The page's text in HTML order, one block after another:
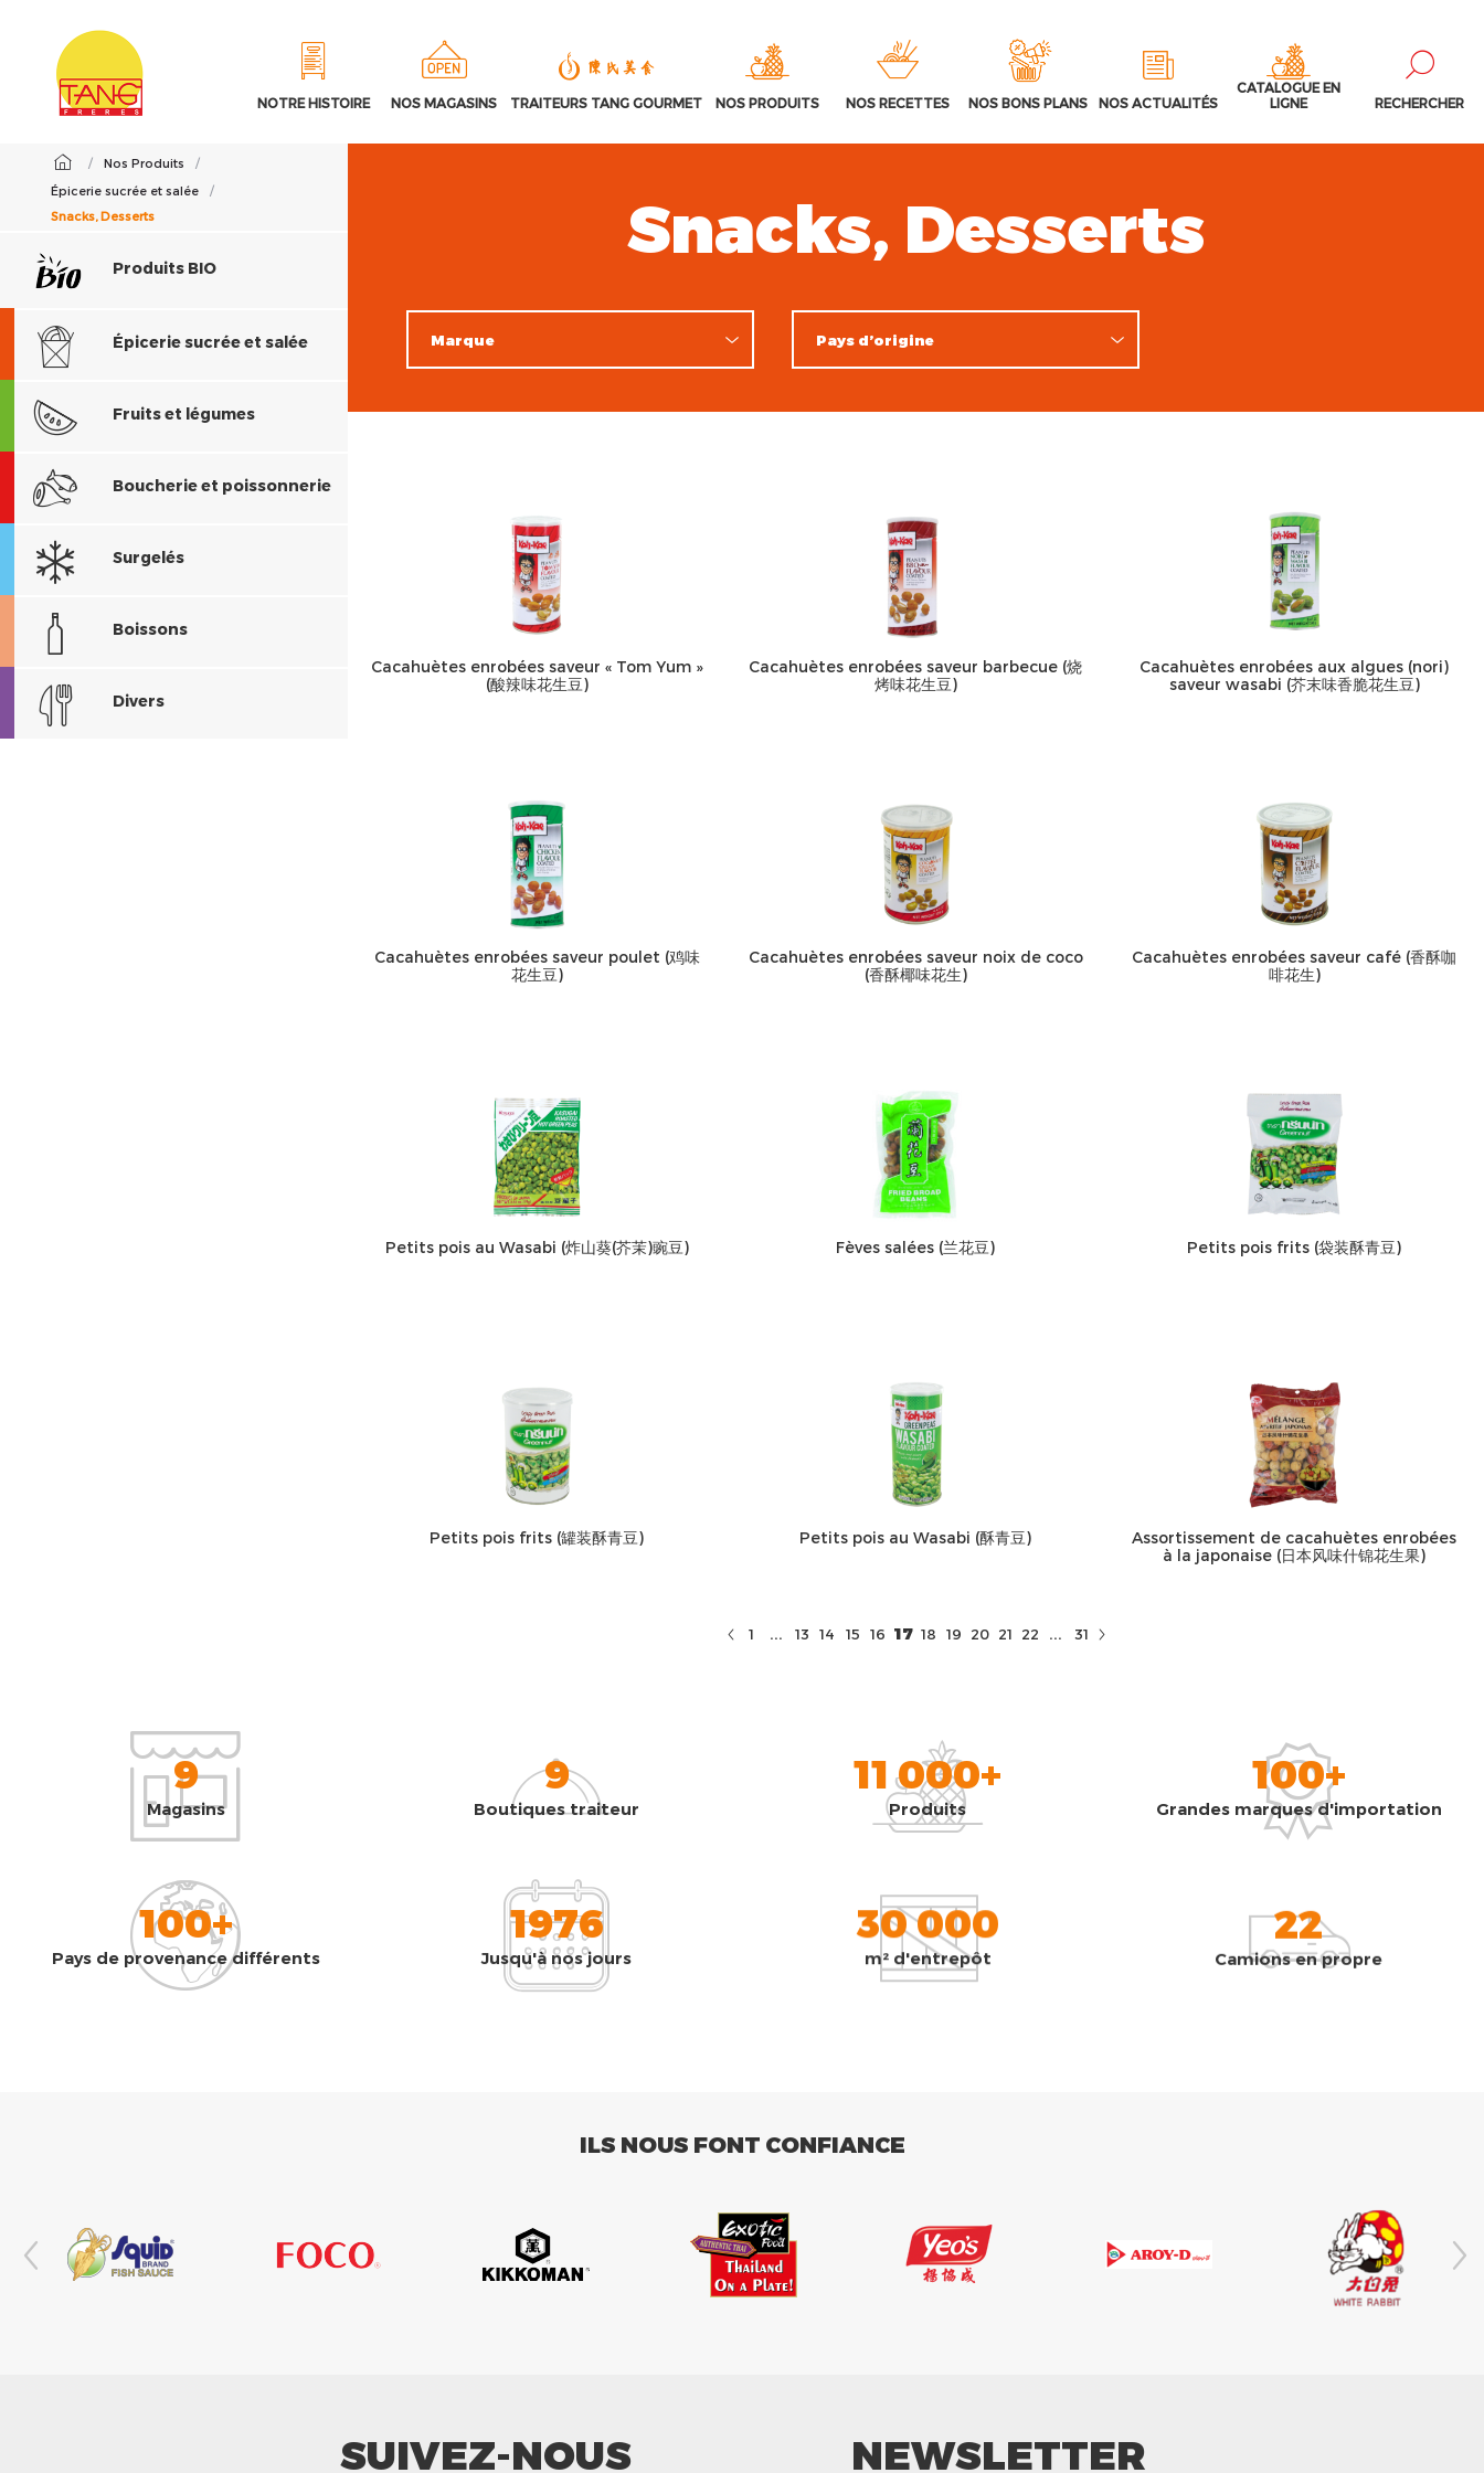
NOTRE HISTOIRE NOS MAGASINS TRAITEURS TANG GOURMET NOS PRODUITS NOS RECETTES NOS BONS PLANS NOS ACTUALITÉS
CATALOGUE EN
LIGNE
RECHERCHER
/ Nos Produits
/
Épicerie sucrée et salée
/
Snacks, Desserts
Produits BIO
Épicerie sucrée et salée
Fruits et légumes
Boucherie et poissonnerie
Surgelés
Boissons
Divers
Snacks, Desserts
Cacahuètes enrobées saveur « Tom Yum »
(酸辣味花生豆)
Cacahuètes enrobées saveur barbecue (烧
烤味花生豆)
Cacahuètes enrobées aux algues (nori)
saveur wasabi (芥末味香脆花生豆)
Cacahuètes enrobées saveur poulet (鸡味
花生豆)
Cacahuètes enrobées saveur noix de coco
(香酥椰味花生)
Cacahuètes enrobées saveur café (香酥咖
啡花生)
Petits pois au Wasabi (炸山葵(芥茉)豌豆) Fèves salées (兰花豆) Petits pois frits (袋装酥青豆)
Petits pois frits (罐装酥青豆) Petits pois au Wasabi (酥青豆)
Assortissement de cacahuètes enrobées
à la japonaise (日本风味什锦花生果)
1 ... 13 14 15 16 17 18 19 20 21 22 ... 31
9
Magasins
9
Boutiques traiteur
11 000+
Produits
100+
Grandes marques d'importation
100+
Pays de provenance différents
1976
Jusqu'à nos jours
30 000
m² d'entrepôt
22
Camions en propre
ILS NOUS FONT CONFIANCE
SUIVEZ-NOUS NEWSLETTER